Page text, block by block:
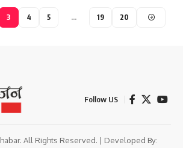
3 4 5 … 19 20
Follow US
All Rights Reserved. | Developed By: